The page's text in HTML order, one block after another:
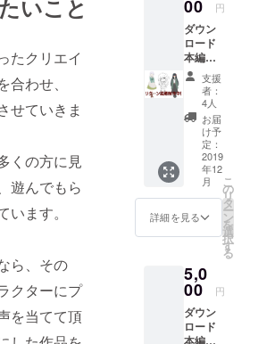
いこと
たクリエイ
合わせ、
せていきま
くの方に見
遊んでもら
います。
ら、その
クターにプ
を当てて頂
00 円
ダウン
ロード
本編＋
先行体
験版＋
ミニサ
ントラ
支援
者：
4人
お届
け予
定：
2019
年12
月
詳細を見る
こ
の
リ
タ
ー
ン
を
選
択
す
る
5,0
00 円
ダウン
ロード
本編＋